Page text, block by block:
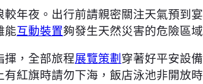
年夜。出行前請親密關注天氣預到
能互動裝置夠發生天然災害的危險區域
揮，全部旅程展覽策劃穿著好平安設
有紅旗時請勿下海，飯店泳池非開放